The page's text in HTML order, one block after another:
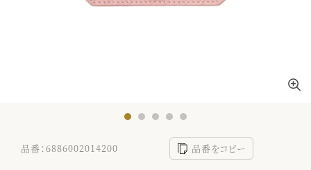
品番：6886002014200 品番をコピー